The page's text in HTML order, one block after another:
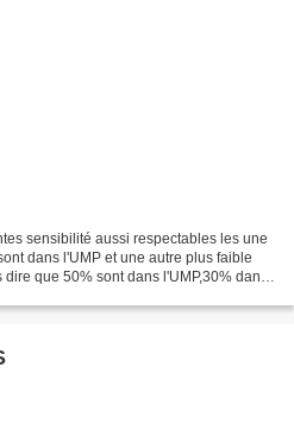
sensibilité aussi respectables les une
dans l'UMP et une autre plus faible
que 50% sont dans l'UMP,30% dans